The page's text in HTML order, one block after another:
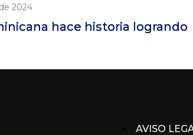
Dorny Romero
AVISO